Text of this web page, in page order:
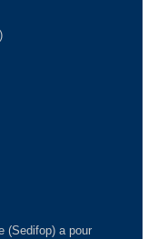
(Sedifop) a pour